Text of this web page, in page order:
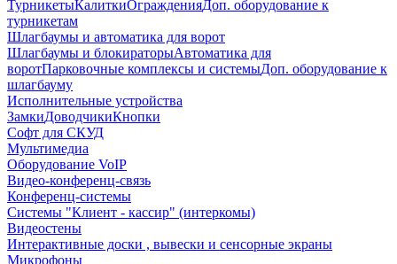
ТурникетыКалиткиОгражденияДоп. оборудование к
турникетам
Шлагбаумы и автоматика для ворот
Шлагбаумы и блокираторыАвтоматика для
воротПарковочные комплексы и системыДоп. оборудование к
шлагбауму
Исполнительные устройства
ЗамкиДоводчикиКнопки
Софт для СКУД
Мультимедиа
Оборудование VoIP
Видео-конференц-связь
Конференц-системы
Системы "Клиент - кассир" (интеркомы)
Видеостены
Интерактивные доски , вывески и сенсорные экраны
Микрофоны